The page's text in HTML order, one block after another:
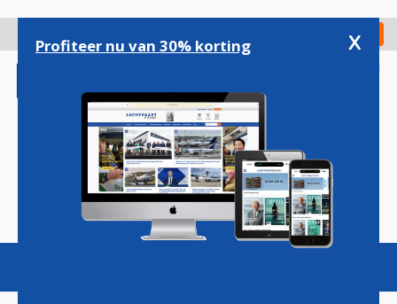
gaan
Check in
Magazine Podcasts Vacatures
Profiteer nu van 30% korting x